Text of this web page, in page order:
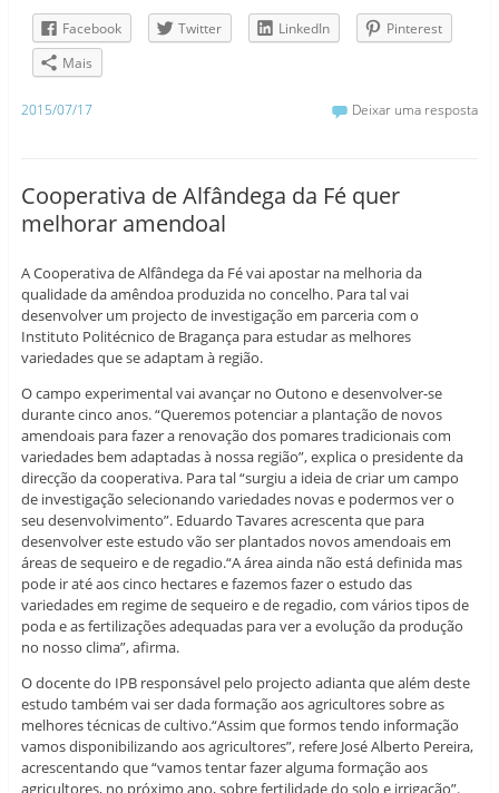
Facebook Twitter LinkedIn
Pinterest
Mais
2015/07/17 Deixar uma resposta
Cooperativa de Alfândega da Fé quer
melhorar amendoal
A Cooperativa de Alfândega da Fé vai apostar na melhoria da
qualidade da amêndoa produzida no concelho. Para tal vai
desenvolver um projecto de investigação em parceria com o
Instituto Politécnico de Bragança para estudar as melhores
variedades que se adaptam à região.
O campo experimental vai avançar no Outono e desenvolver-se
durante cinco anos. “Queremos potenciar a plantação de novos
amendoais para fazer a renovação dos pomares tradicionais com
variedades bem adaptadas à nossa região”, explica o presidente da
direcção da cooperativa. Para tal “surgiu a ideia de criar um campo
de investigação selecionando variedades novas e podermos ver o
seu desenvolvimento”. Eduardo Tavares acrescenta que para
desenvolver este estudo vão ser plantados novos amendoais em
áreas de sequeiro e de regadio.“A área ainda não está definida mas
pode ir até aos cinco hectares e fazemos fazer o estudo das
variedades em regime de sequeiro e de regadio, com vários tipos de
poda e as fertilizações adequadas para ver a evolução da produção
no nosso clima”, afirma.
O docente do IPB responsável pelo projecto adianta que além deste
estudo também vai ser dada formação aos agricultores sobre as
melhores técnicas de cultivo.“Assim que formos tendo informação
vamos disponibilizando aos agricultores”, refere José Alberto Pereira,
acrescentando que “vamos tentar fazer alguma formação aos